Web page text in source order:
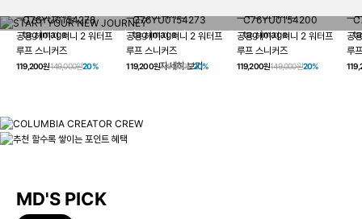
헤이지 져니 New 컬러 UP TO 20% OFF
자세히 보기
공용 헤이지 져니 2 워터프
루프 스니커즈
119,200원149,000원20%
공용 헤이지 져니 2 워터프
루프 스니커즈
119,200원149,000원20%
공용 헤이지 져니 2 워터프
루프 스니커즈
119,200원149,000원20%
공
루
MD'S PICK